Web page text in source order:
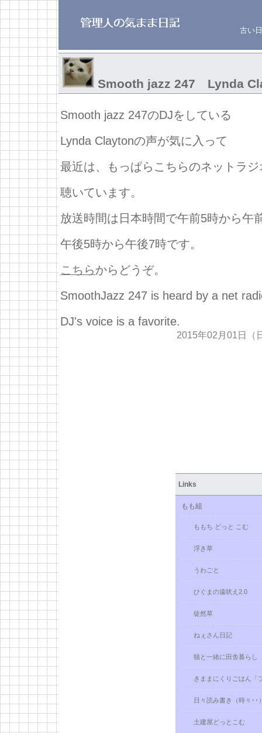
古い
Smooth jazz 247 Lynda
Smooth jazz 247のDJをしている
Lynda Claytonの声が気に入って
最近は、もっぱらこちらのネットラジ
聴いています。
放送時間は日本時間で午前5時から午
午後5時から午後7時です。
こちらからどうぞ。
SmoothJazz 247 is heard by a net
DJ's voice is a favorite.
2015年02月01日（
Links
もも組
ももち どっと こむ
浮き草
うわごと
ひぐまの遠吠え2.0
徒然草
ねぇさん日記
猫と一緒に田舎暮らし
きままにくりごはん「
日々読み書き（時々･･
土建屋どっとこむ